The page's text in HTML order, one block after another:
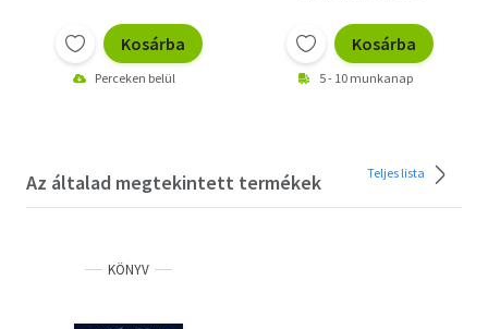
Kosárba
Perceken belül
Kosárba
5 - 10 munkanap
Az általad megtekintett termékek Teljes lista
KÖNYV